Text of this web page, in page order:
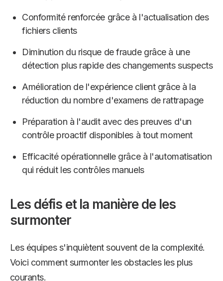
Conformité renforcée grâce à l'actualisation des
fichiers clients
Diminution du risque de fraude grâce à une
détection plus rapide des changements suspects
Amélioration de l'expérience client grâce à la
réduction du nombre d'examens de rattrapage
Préparation à l'audit avec des preuves d'un
contrôle proactif disponibles à tout moment
Efficacité opérationnelle grâce à l'automatisation
qui réduit les contrôles manuels
Les défis et la manière de les
surmonter
Les équipes s'inquiètent souvent de la complexité.
Voici comment surmonter les obstacles les plus
courants.